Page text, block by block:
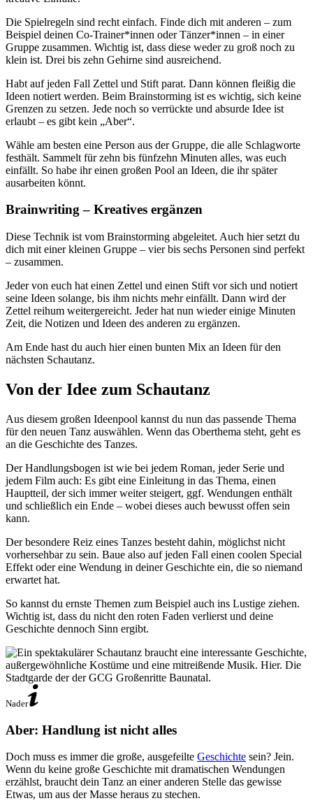
Die Spielregeln sind recht einfach. Finde dich mit anderen – zum
Beispiel deinen Co-Trainer*innen oder Tänzer*innen – in einer
Gruppe zusammen. Wichtig ist, dass diese weder zu groß noch zu
klein ist. Drei bis zehn Gehirne sind ausreichend.
Habt auf jeden Fall Zettel und Stift parat. Dann können fleißig die
Ideen notiert werden. Beim Brainstorming ist es wichtig, sich keine
Grenzen zu setzen. Jede noch so verrückte und absurde Idee ist
erlaubt – es gibt kein „Aber“.
Wähle am besten eine Person aus der Gruppe, die alle Schlagworte
festhält. Sammelt für zehn bis fünfzehn Minuten alles, was euch
einfällt. So habe ihr einen großen Pool an Ideen, die ihr später
ausarbeiten könnt.
Brainwriting – Kreatives ergänzen
Diese Technik ist vom Brainstorming abgeleitet. Auch hier setzt du
dich mit einer kleinen Gruppe – vier bis sechs Personen sind perfekt
– zusammen.
Jeder von euch hat einen Zettel und einen Stift vor sich und notiert
seine Ideen solange, bis ihm nichts mehr einfällt. Dann wird der
Zettel reihum weitergereicht. Jeder hat nun wieder einige Minuten
Zeit, die Notizen und Ideen des anderen zu ergänzen.
Am Ende hast du auch hier einen bunten Mix an Ideen für den
nächsten Schautanz.
Von der Idee zum Schautanz
Aus diesem großen Ideenpool kannst du nun das passende Thema
für den neuen Tanz auswählen. Wenn das Oberthema steht, geht es
an die Geschichte des Tanzes.
Der Handlungsbogen ist wie bei jedem Roman, jeder Serie und
jedem Film auch: Es gibt eine Einleitung in das Thema, einen
Hauptteil, der sich immer weiter steigert, ggf. Wendungen enthält
und schließlich ein Ende – wobei dieses auch bewusst offen sein
kann.
Der besondere Reiz eines Tanzes besteht dahin, möglichst nicht
vorhersehbar zu sein. Baue also auf jeden Fall einen coolen Special
Effekt oder eine Wendung in deiner Geschichte ein, die so niemand
erwartet hat.
So kannst du ernste Themen zum Beispiel auch ins Lustige ziehen.
Wichtig ist, dass du nicht den roten Faden verlierst und deine
Geschichte dennoch Sinn ergibt.
Nader
Aber: Handlung ist nicht alles
Doch muss es immer die große, ausgefeilte Geschichte sein? Jein.
Wenn du keine große Geschichte mit dramatischen Wendungen
erzählst, braucht dein Tanz an einer anderen Stelle das gewisse
Etwas, um aus der Masse heraus zu stechen.